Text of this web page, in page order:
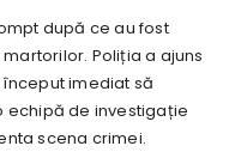
după ce au fost
Poliția a ajuns
imediat să
echipă de investigație
scena crimei.